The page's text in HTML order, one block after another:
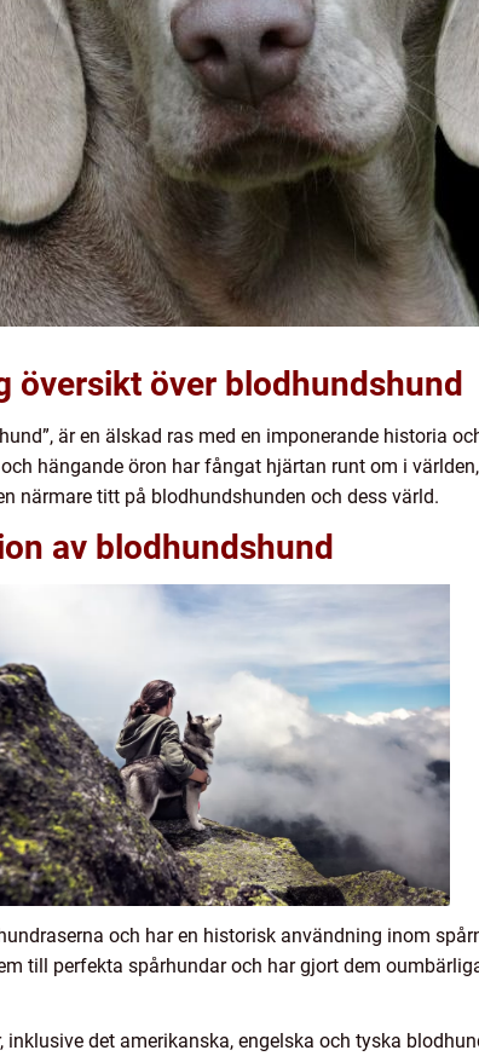
översikt över blodhundshund
är en älskad ras med en imponerande historia
hängande öron har fångat hjärtan runt om i
närmare titt på blodhundshunden och dess värld.
av blodhundshund
och har en historisk användning inom
till perfekta spårhundar och har gjort dem
det amerikanska, engelska och tyska